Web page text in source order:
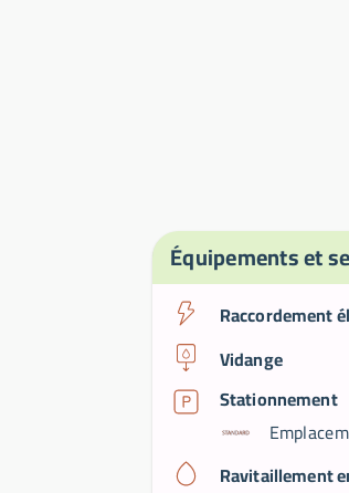
Équipements et
Raccordement
Vidange
Stationnement
Ravitaillement